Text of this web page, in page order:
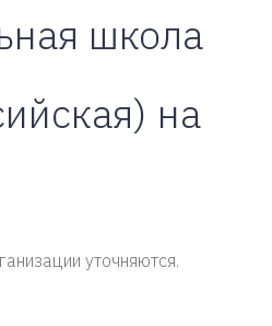
школа
на
уточняются.